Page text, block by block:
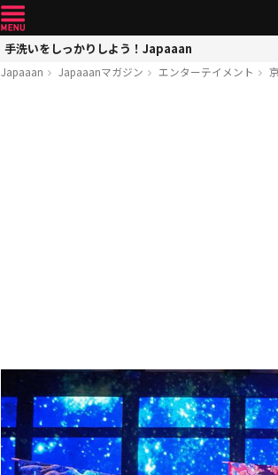
手洗いをしっかりしよう！Japaaan
Japaaan Japaaanマガジン エンターテイメント